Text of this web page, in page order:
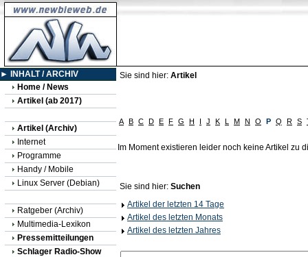
► INHALT / ARCHIV
Home / News
Artikel (ab 2017)
Artikel (Archiv)
Internet
Programme
Handy / Mobile
Linux Server (Debian)
Ratgeber (Archiv)
Multimedia-Lexikon
Pressemitteilungen
Schlager Radio-Show
Sie sind hier: Artikel
A B C D E F G H I J K L M N O P Q R S
Im Moment existieren leider noch keine Artikel zu
Sie sind hier: Suchen
Artikel der letzten 14 Tage
Artikel des letzten Monats
Artikel des letzten Jahres